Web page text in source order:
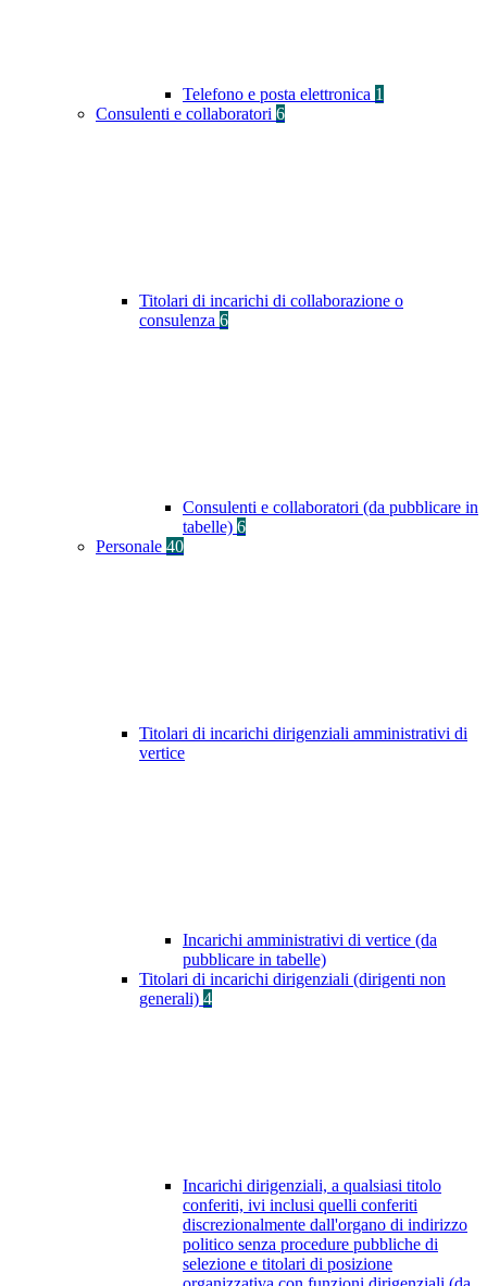
Telefono e posta elettronica 1
Consulenti e collaboratori 6
Titolari di incarichi di collaborazione o
consulenza 6
Consulenti e collaboratori (da pubblicare in
tabelle) 6
Personale 40
Titolari di incarichi dirigenziali amministrativi di
vertice
Incarichi amministrativi di vertice (da
pubblicare in tabelle)
Titolari di incarichi dirigenziali (dirigenti non
generali) 4
Incarichi dirigenziali, a qualsiasi titolo
conferiti, ivi inclusi quelli conferiti
discrezionalmente dall'organo di indirizzo
politico senza procedure pubbliche di
selezione e titolari di posizione